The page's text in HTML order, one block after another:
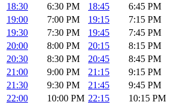
18:30
6:30 PM 18:45
6:45 PM
19:00
7:00 PM 19:15
7:15 PM
19:30
7:30 PM 19:45
7:45 PM
20:00
8:00 PM 20:15
8:15 PM
20:30
8:30 PM 20:45
8:45 PM
21:00
9:00 PM 21:15
9:15 PM
21:30
9:30 PM 21:45
9:45 PM
22:00
10:00 PM 22:15
10:15 PM